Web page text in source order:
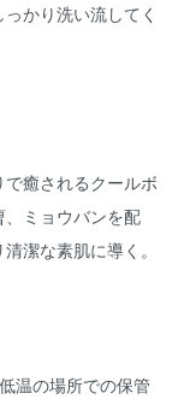
かり洗い流してく
で癒されるクールボ
ミョウバンを配
潔な素肌に導く。
温の場所での保管